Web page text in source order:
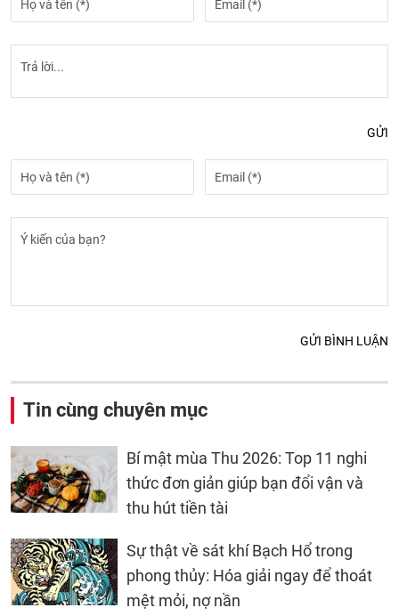
GỬI
GỬI BÌNH LUẬN
Tin cùng chuyên mục
Bí mật mùa Thu 2026: Top 11 nghi
thức đơn giản giúp bạn đổi vận và
thu hút tiền tài
Sự thật về sát khí Bạch Hổ trong
phong thủy: Hóa giải ngay để thoát
mệt mỏi, nợ nần